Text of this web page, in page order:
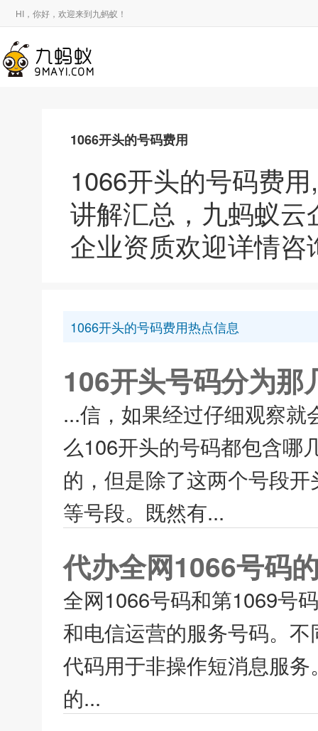
HI，你好，欢迎来到九蚂蚁！
1066开头的号码费用
1066开头的号码费
讲解汇总，九蚂蚁
企业资质欢迎详情咨
1066开头的号码费用热点信息
106开头号码分为那
...信，如果经过仔细观察
么106开头的号码都包含哪
的，但是除了这两个号段
等号段。既然有...
代办全网1066号码
全网1066号码和第1069号
和电信运营的服务号码。
代码用于非操作短消息服
的...